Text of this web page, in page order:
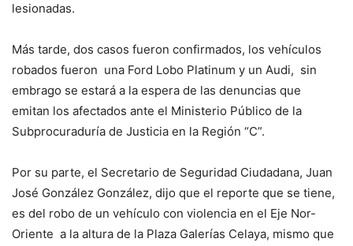
lesionadas.
Más tarde, dos casos fueron confirmados, los vehículos
robados fueron una Ford Lobo Platinum y un Audi, sin
embrago se estará a la espera de las denuncias que
emitan los afectados ante el Ministerio Público de la
Subprocuraduría de Justicia en la Región “C”.
Por su parte, el Secretario de Seguridad Ciudadana, Juan
José González González, dijo que el reporte que se tiene,
es del robo de un vehículo con violencia en el Eje Nor-
Oriente a la altura de la Plaza Galerías Celaya, mismo que